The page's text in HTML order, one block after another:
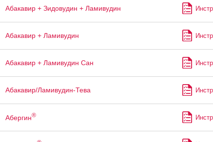
Абакавир + Зидовудин + Ламивудин
Абакавир + Ламивудин
Абакавир + Ламивудин Сан
Абакавир/Ламивудин-Тева
Абергин®